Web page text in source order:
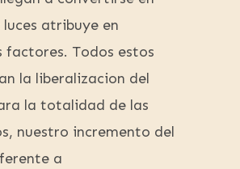
atribuye en
factores. Todos estos
la liberalizacion del
la totalidad de las
nuestro incremento del
a